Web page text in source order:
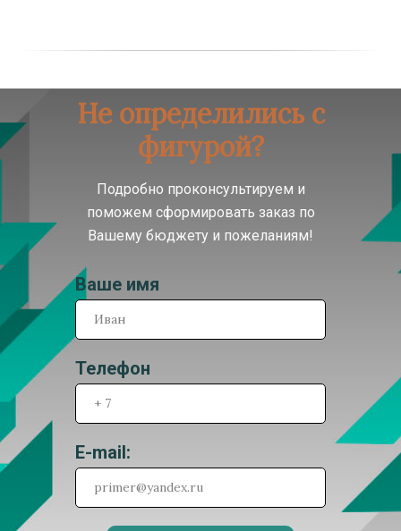
Ваше имя
Телефон
E-mail:
Не определились с
фигурой?
Подробно проконсультируем и
поможем сформировать заказ по
Вашему бюджету и пожеланиям!